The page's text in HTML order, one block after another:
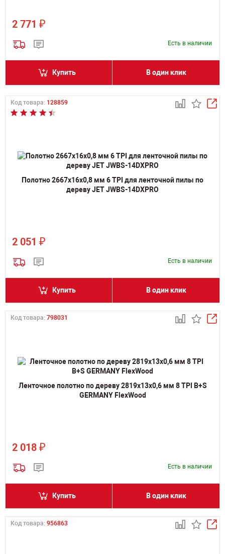
2 771 ₽
Есть в наличии
Купить В один клик
Код товара: 128859
Полотно 2667х16х0,8 мм 6 TPI для ленточной пилы по
дереву JET JWBS-14DXPRO
2 051 ₽
Есть в наличии
Купить В один клик
Код товара: 798031
Ленточное полотно по дереву 2819х13х0,6 мм 8 TPI B+S
GERMANY FlexWood
2 018 ₽
Есть в наличии
Купить В один клик
Код товара: 956863